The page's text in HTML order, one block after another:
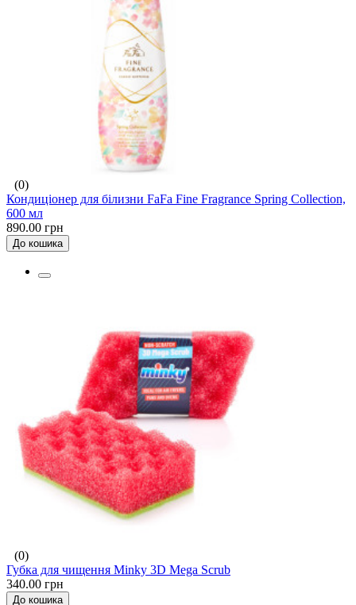
(0)
Кондиціонер для білизни FaFa Fine Fragrance Spring Collection,
600 мл
890.00 грн
До кошика
(0)
Губка для чищення Minky 3D Mega Scrub
340.00 грн
До кошика